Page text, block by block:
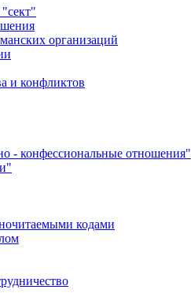
организаций
и конфликтов
- конфессиональные отношения"
кодами